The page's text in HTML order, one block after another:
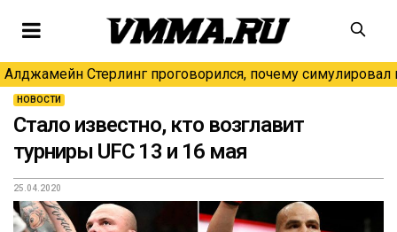
Алджамейн Стерлинг проговорился, почему симулировал
НОВОСТИ
Стало известно, кто возглавит
турниры UFC 13 и 16 мая
25.04.2020